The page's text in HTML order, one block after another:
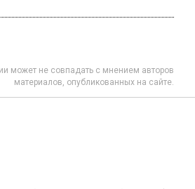
может не совпадать с мнением авторов
материалов, опубликованных на сайте.